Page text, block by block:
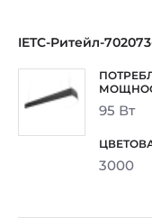
IETC-Ритейл-
95 Вт
3000